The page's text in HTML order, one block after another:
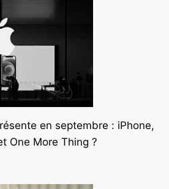
en septembre : iPhone,
One More Thing ?